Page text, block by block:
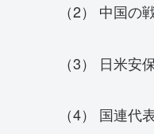
（2） 中国
（3） 日米安
（4） 国連代